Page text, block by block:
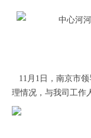
11月1日，南京市
理情况，与我司工作